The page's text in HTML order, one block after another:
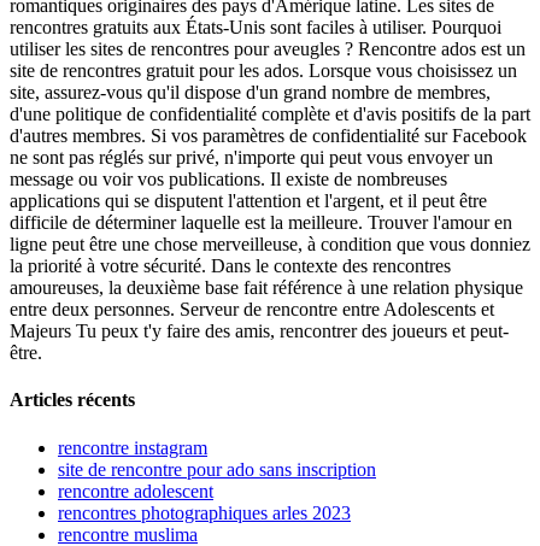
romantiques originaires des pays d'Amérique latine. Les sites de
rencontres gratuits aux États-Unis sont faciles à utiliser. Pourquoi
utiliser les sites de rencontres pour aveugles ? Rencontre ados est un
site de rencontres gratuit pour les ados. Lorsque vous choisissez un
site, assurez-vous qu'il dispose d'un grand nombre de membres,
d'une politique de confidentialité complète et d'avis positifs de la part
d'autres membres. Si vos paramètres de confidentialité sur Facebook
ne sont pas réglés sur privé, n'importe qui peut vous envoyer un
message ou voir vos publications. Il existe de nombreuses
applications qui se disputent l'attention et l'argent, et il peut être
difficile de déterminer laquelle est la meilleure. Trouver l'amour en
ligne peut être une chose merveilleuse, à condition que vous donniez
la priorité à votre sécurité. Dans le contexte des rencontres
amoureuses, la deuxième base fait référence à une relation physique
entre deux personnes. Serveur de rencontre entre Adolescents et
Majeurs Tu peux t'y faire des amis, rencontrer des joueurs et peut-
être.
Articles récents
rencontre instagram
site de rencontre pour ado sans inscription
rencontre adolescent
rencontres photographiques arles 2023
rencontre muslima